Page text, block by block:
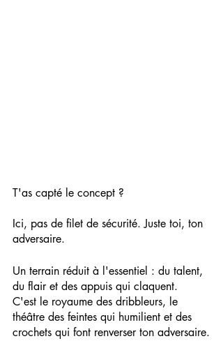
T'as capté le concept ?
Ici, pas de filet de sécurité. Juste toi, ton
adversaire.
Un terrain réduit à l'essentiel : du talent,
du flair et des appuis qui claquent.
C'est le royaume des dribbleurs, le
théâtre des feintes qui humilient et des
crochets qui font renverser ton adversaire.